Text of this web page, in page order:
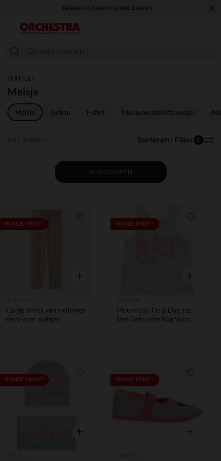
KLAAR VOOR DE TERUGKEER NAAR SCHOOL: ONTDEK ONZE ESSENTIALS ✏️🎒 ×
OUTLET
Meisje
Meisje Jurken T-shirt Truien,sweatshirts,vestjes
Sorteren | Filter 0
VORIGE LADEN
RONDE PRIJS** Verlanglijstje.
Snel overzicht
Cargo broek van twill met
riem voor meisjes
RONDE PRIJS**
Snel
Mouwloos Tie & Dye Top
Met Gekruiste Rug Voor
RONDE PRIJS** Verlanglijstje.
Snel overzicht
RONDE PRIJS**
Snel